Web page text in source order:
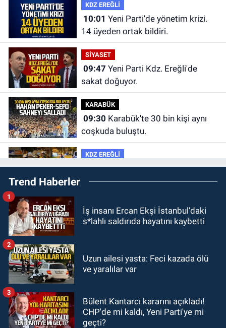
KDZ EREĞLİ
10:01
14 üyeden ortak bildiri.
SİYASET
09:47
sakat doğuyor.
KARABÜK
09:30
coşkuda buluştu.
KDZ EREĞLİ
09:24Zonguldak'ta gece- gündüz
ekiplerden dron destekli denetim.
23:55
GÜNDEM
23:19 İstanbul Park satışta!
23:05Kozlu Belediyespor'dan
3.Lig'e transfer oldu
Trend Haberler
İş insanı Ercan Ekşi İstanbul’daki
s*lahlı saldırıda hayatını kaybetti
1
Uzun ailesi yasta: Feci kazada ölü
ve yaralılar var
2
Bülent Kantarcı kararını açıkladı!
CHP'de mi kaldı, Yeni Parti'ye mi
geçti?
3